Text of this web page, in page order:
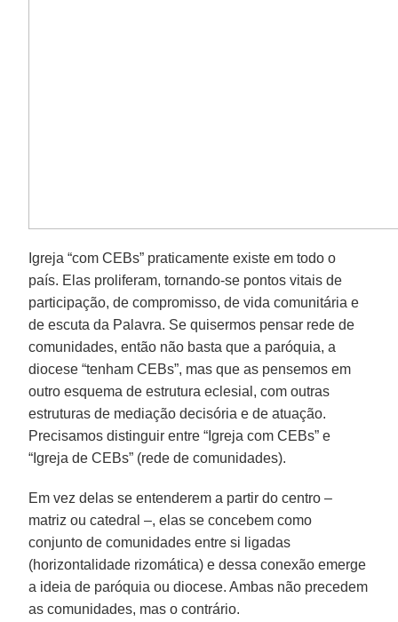
Igreja “com CEBs” praticamente existe em todo o
país. Elas proliferam, tornando-se pontos vitais de
participação, de compromisso, de vida comunitária e
de escuta da Palavra. Se quisermos pensar rede de
comunidades, então não basta que a paróquia, a
diocese “tenham CEBs”, mas que as pensemos em
outro esquema de estrutura eclesial, com outras
estruturas de mediação decisória e de atuação.
Precisamos distinguir entre “Igreja com CEBs” e
“Igreja de CEBs” (rede de comunidades).
Em vez delas se entenderem a partir do centro –
matriz ou catedral –, elas se concebem como
conjunto de comunidades entre si ligadas
(horizontalidade rizomática) e dessa conexão emerge
a ideia de paróquia ou diocese. Ambas não precedem
as comunidades, mas o contrário.